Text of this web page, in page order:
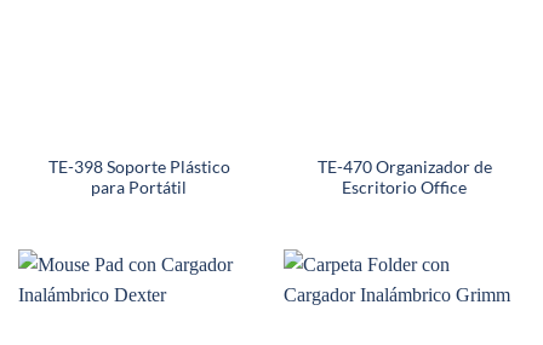
TE-398 Soporte Plástico
para Portátil
TE-470 Organizador de
Escritorio Office